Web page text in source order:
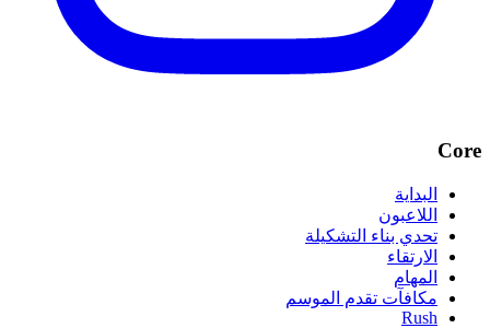
Core
البداية
اللاعبون
تحدي بناء التشكيلة
الارتقاء
المهام
مكافآت تقدم الموسم
Rush